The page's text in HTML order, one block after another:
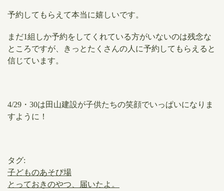
予約してもらえて本当に嬉しいです。
まだ1組しか予約をしてくれている方がいないのは残念な
ところですが、きっとたくさんの人に予約してもらえると
信じています。
4/29・30は田山建設が子供たちの笑顔でいっぱいになりま
すように！
タグ:
子どものあそび場
とっておきのやつ、届いたよ。